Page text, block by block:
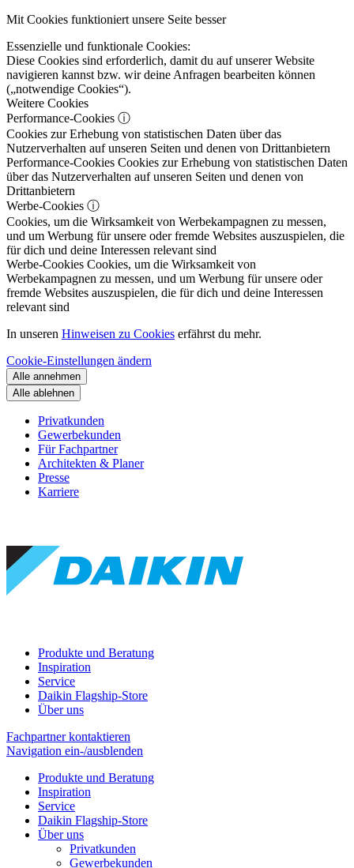
Mit Cookies funktioniert unsere Seite besser
Essenzielle und funktionale Cookies:
Diese Cookies sind erforderlich, damit du auf unserer Website
navigieren kannst bzw. wir deine Anfragen bearbeiten können
(„notwendige Cookies“).
Weitere Cookies
Performance-Cookies ⓘ
Cookies zur Erhebung von statistischen Daten über das
Nutzerverhalten auf unseren Seiten und denen von Drittanbietern
Performance-Cookies Cookies zur Erhebung von statistischen Daten
über das Nutzerverhalten auf unseren Seiten und denen von
Drittanbietern
Werbe-Cookies ⓘ
Cookies, um die Wirksamkeit von Werbekampagnen zu messen,
und um Werbung für unsere oder fremde Websites auszuspielen, die
für dich und deine Interessen relevant sind
Werbe-Cookies Cookies, um die Wirksamkeit von
Werbekampagnen zu messen, und um Werbung für unsere oder
fremde Websites auszuspielen, die für dich und deine Interessen
relevant sind
In unseren Hinweisen zu Cookies erfährst du mehr.
Cookie-Einstellungen ändern
Alle annehmen
Alle ablehnen
Privatkunden
Gewerbekunden
Für Fachpartner
Architekten & Planer
Presse
Karriere
Produkte und Beratung
Inspiration
Service
Daikin Flagship-Store
Über uns
Fachpartner kontaktieren
Navigation ein-/ausblenden
Produkte und Beratung
Inspiration
Service
Daikin Flagship-Store
Über uns
Privatkunden
Gewerbekunden